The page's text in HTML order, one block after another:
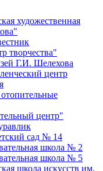
художественная
Г.И. Шелехова
центр
центр"
сад № 14
школа № 2
школа № 5
школа искусств им.